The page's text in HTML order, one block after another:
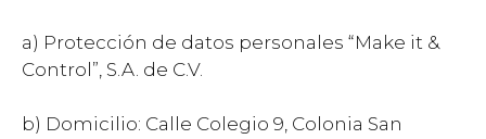
a) Protección de datos personales “Make it &
Control”, S.A. de C.V.
b) Domicilio: Calle Colegio 9, Colonia San